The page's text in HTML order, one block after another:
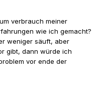
verbrauch meiner
wie ich gemacht?
weniger säuft, aber
gibt, dann würde ich
vor ende der